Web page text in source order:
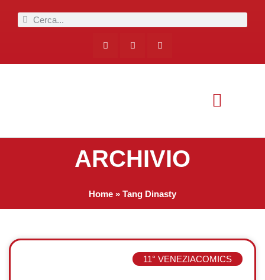
ARCHIVIO
Home » Tang Dinasty
11° VENEZIACOMICS